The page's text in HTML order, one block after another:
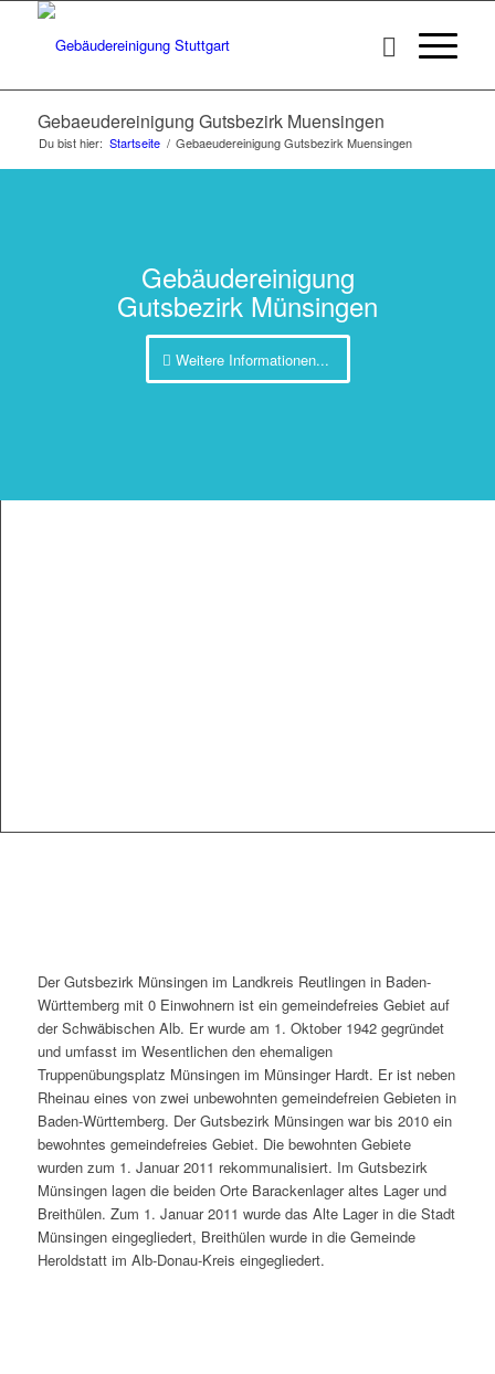
Gebaeudereinigung Gutsbezirk Muensingen
Du bist hier: Startseite / Gebaeudereinigung Gutsbezirk Muensingen
Gebäudereinigung
Gutsbezirk Münsingen
Weitere Informationen...
Der Gutsbezirk Münsingen im Landkreis Reutlingen in Baden-
Württemberg mit 0 Einwohnern ist ein gemeindefreies Gebiet auf
der Schwäbischen Alb. Er wurde am 1. Oktober 1942 gegründet
und umfasst im Wesentlichen den ehemaligen
Truppenübungsplatz Münsingen im Münsinger Hardt. Er ist neben
Rheinau eines von zwei unbewohnten gemeindefreien Gebieten in
Baden-Württemberg. Der Gutsbezirk Münsingen war bis 2010 ein
bewohntes gemeindefreies Gebiet. Die bewohnten Gebiete
wurden zum 1. Januar 2011 rekommunalisiert. Im Gutsbezirk
Münsingen lagen die beiden Orte Barackenlager altes Lager und
Breithülen. Zum 1. Januar 2011 wurde das Alte Lager in die Stadt
Münsingen eingegliedert, Breithülen wurde in die Gemeinde
Heroldstatt im Alb-Donau-Kreis eingegliedert.